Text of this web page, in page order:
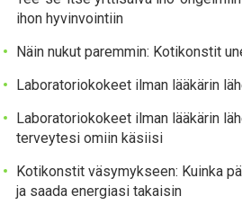
ihon hyvinvointiin
Näin nukut paremmin: Kotikonstit
Laboratoriokokeet ilman lääkärin
Laboratoriokokeet ilman lääkärin
terveytesi omiin käsiisi
Kotikonstit väsymykseen: Kuinka
ja saada energiasi takaisin